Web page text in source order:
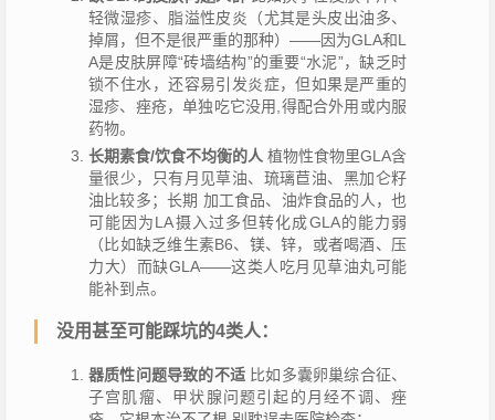
轻微湿疹、脂溢性皮炎（尤其是头皮出油多、
掉屑，但不是很严重的那种）——因为GLA和L
A是皮肤屏障“砖墙结构”的重要“水泥”，缺乏时
锁不住水，还容易引发炎症，但如果是严重的
湿疹、痤疮，单独吃它没用,得配合外用或内服
药物。
长期素食/饮食不均衡的人 植物性食物里GLA含
量很少，只有月见草油、琉璃苣油、黑加仑籽
油比较多；长期 加工食品、油炸食品的人，也
可能因为LA摄入过多但转化成GLA的能力弱
（比如缺乏维生素B6、镁、锌，或者喝酒、压
力大）而缺GLA——这类人吃月见草油丸可能
能补到点。
没用甚至可能踩坑的4类人：
器质性问题导致的不适 比如多囊卵巢综合征、
子宫肌瘤、甲状腺问题引起的月经不调、痤